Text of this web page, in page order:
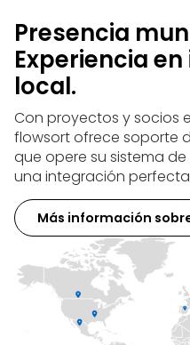
Presencia
Experiencia
local.
Con proyectos y socios
flowsort ofrece soporte
que opere su sistema
una integración
Más información